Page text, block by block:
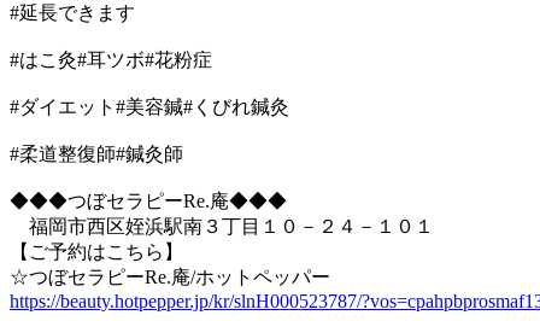
#延長できます
#はこ灸#耳ツボ#花粉症
#ダイエット#美容鍼#くびれ鍼灸
#柔道整復師#鍼灸師
◆◆◆つぼセラピーRe.庵◆◆◆
福岡市西区姪浜駅南３丁目１０－２４－１０１
【ご予約はこちら】
☆つぼセラピーRe.庵/ホットペッパー
https://beauty.hotpepper.jp/kr/slnH000523787/